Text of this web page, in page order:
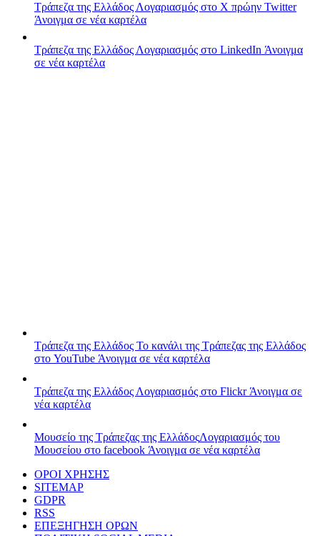
Τράπεζα της Ελλάδος Λογαριασμός στο X πρώην Twitter
Άνοιγμα σε νέα καρτέλα
Τράπεζα της Ελλάδος Λογαριασμός στο LinkedIn Άνοιγμα
σε νέα καρτέλα
Τράπεζα της Ελλάδος Το κανάλι της Τράπεζας της Ελλάδος
στο YouTube Άνοιγμα σε νέα καρτέλα
Τράπεζα της Ελλάδος Λογαριασμός στο FlickrΆνοιγμα σε
νέα καρτέλα
Μουσείο της Τράπεζας της ΕλλάδοςΛογαριασμός του
Μουσείου στο facebook Άνοιγμα σε νέα καρτέλα
ΟΡΟΙ ΧΡΗΣΗΣ
SITEMAP
GDPR
RSS
ΕΠΕΞΗΓΗΣΗ ΟΡΩΝ